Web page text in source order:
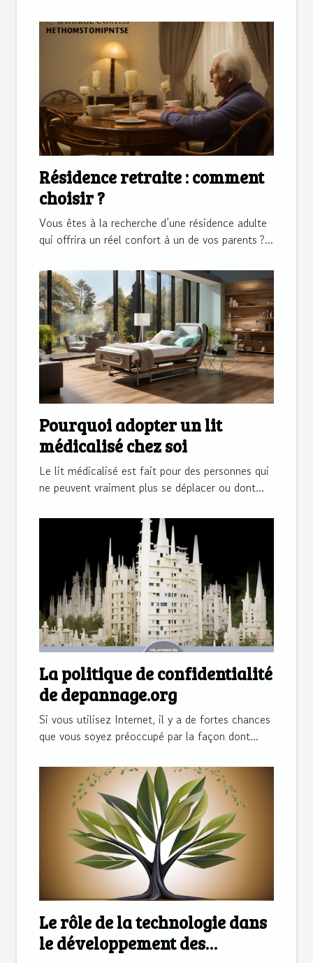
Résidence retraite : comment
choisir ?
Vous êtes à la recherche d’une résidence adulte
qui offrira un réel confort à un de vos parents ?...
Pourquoi adopter un lit
médicalisé chez soi
Le lit médicalisé est fait pour des personnes qui
ne peuvent vraiment plus se déplacer ou dont...
La politique de confidentialité
de depannage.org
Si vous utilisez Internet, il y a de fortes chances
que vous soyez préoccupé par la façon dont...
Le rôle de la technologie dans
le développement des